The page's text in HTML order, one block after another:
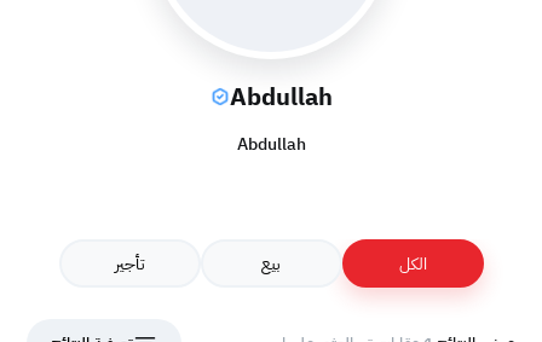
Abdullah
Abdullah
الكل بيع تأجير